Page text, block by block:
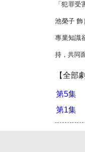
「犯罪
池榮子 飾
專業知識
持，共同
【全部
第5集
第1集